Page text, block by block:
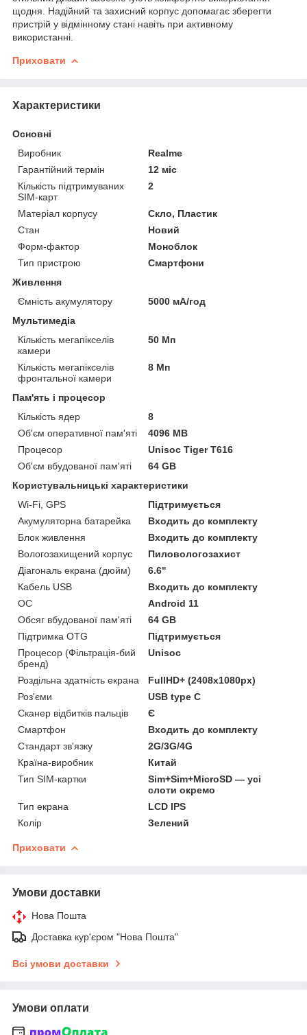
щодня. Надійний та захисний корпус допомагає зберегти
пристрій у відмінному стані навіть при активному
використанні.
Приховати
Характеристики
Основні
Виробник
Realme
Гарантійний термін
12 міс
Кількість підтримуваних
SIM-карт
2
Матеріал корпусу
Скло, Пластик
Стан
Новий
Форм-фактор
Моноблок
Тип пристрою
Смартфони
Живлення
Ємність акумулятору
5000 мА/год
Мультимедіа
Кількість мегапікселів
камери
50 Мп
Кількість мегапікселів
фронтальної камери
8 Мп
Пам'ять і процесор
Кількість ядер
8
Об'єм оперативної пам'яті
4096 MB
Процесор
Unisoc Tiger T616
Об'єм вбудованої пам'яті
64 GB
Користувальницькі характеристики
Wi-Fi, GPS
Підтримується
Акумуляторна батарейка
Входить до комплекту
Блок живлення
Входить до комплекту
Вологозахищений корпус
Пиловологозахист
Діагональ екрана (дюйм)
6.6"
Кабель USB
Входить до комплекту
ОС
Android 11
Обсяг вбудованої пам'яті
64 GB
Підтримка OTG
Підтримується
Процесор (Фільтрація-бий
бренд)
Unisoc
Роздільна здатність екрана
FullHD+ (2408х1080px)
Роз'єми
USB type C
Сканер відбитків пальців
Є
Смартфон
Входить до комплекту
Стандарт зв'язку
2G/3G/4G
Країна-виробник
Китай
Тип SIM-картки
Sim+Sim+MicroSD — усі
слоти окремо
Тип екрана
LCD IPS
Колір
Зелений
Приховати
Умови доставки
Нова Пошта
Доставка кур'єром "Нова Пошта"
Всі умови доставки
Умови оплати